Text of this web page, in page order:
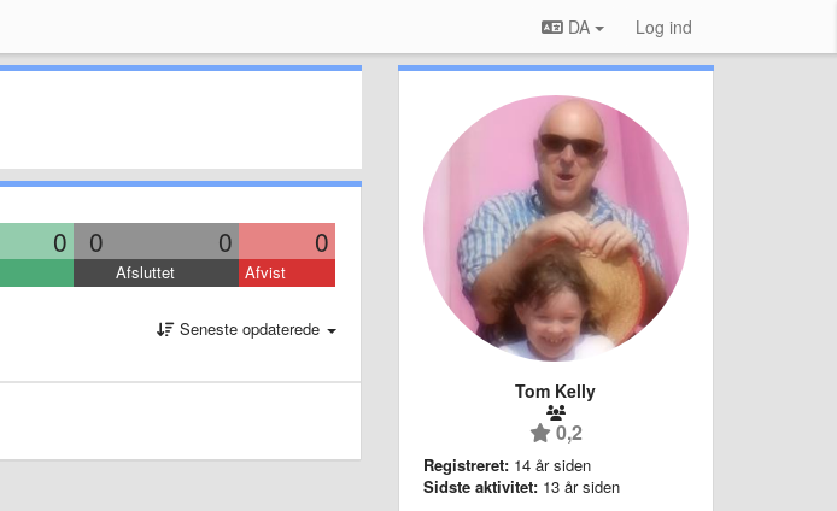
DA Log ind
0 0 0 0
Afsluttet Afvist
Seneste opdaterede
Tom Kelly
0,2
Registreret: 14 år siden
Sidste aktivitet: 13 år siden